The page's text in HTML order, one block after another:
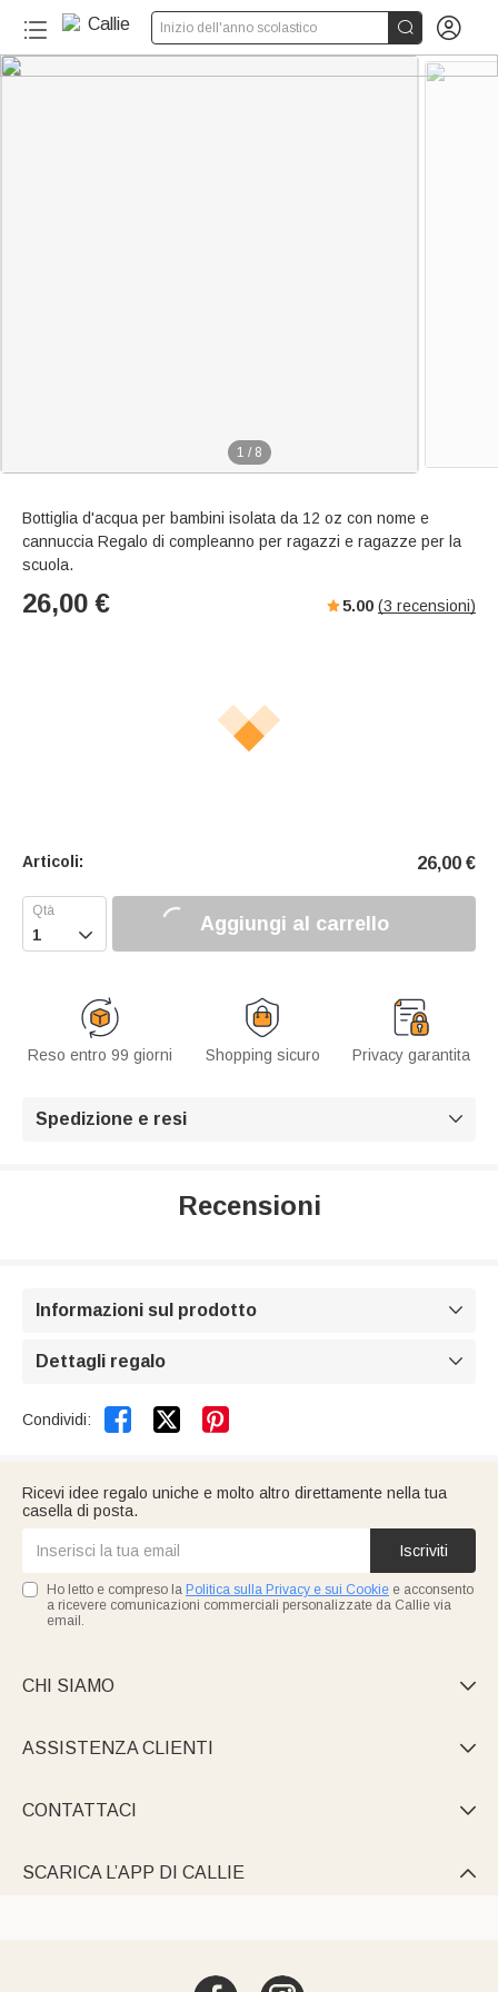
Inizio dell'anno scolastico  
1 / 8
Bottiglia d'acqua per bambini isolata da 12 oz con nome e
cannuccia Regalo di compleanno per ragazzi e ragazze per la
scuola.
26,00 € 5.00 (3 recensioni)
Articoli: 26,00 €
 Aggiungi al carrello
Reso entro 99 giorni Shopping sicuro Privacy garantita
Spedizione e resi 
Recensioni
Informazioni sul prodotto 
Dettagli regalo 
Condividi:  
Ricevi idee regalo uniche e molto altro direttamente nella tua
casella di posta.
Iscriviti
Ho letto e compreso la Politica sulla Privacy e sui Cookie e acconsento
a ricevere comunicazioni commerciali personalizzate da Callie via
email.
CHI SIAMO 
ASSISTENZA CLIENTI 
CONTATTACI 
SCARICA L’APP DI CALLIE 